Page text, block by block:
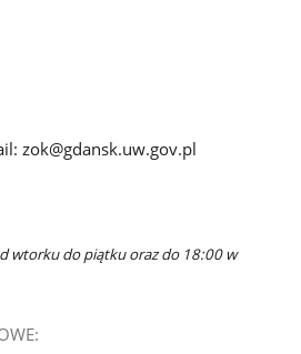
zok@gdansk.uw.gov.pl
wtorku do piątku oraz do 18:00 w